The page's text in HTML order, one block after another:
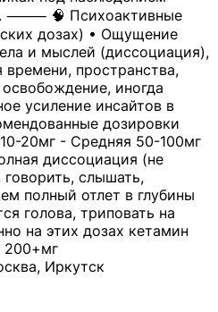
⸻ 🧠 Психоактивные
дозах) • Ощущение
и мыслей (диссоциация),
пространства,
иногда
усиление инсайтов в
дозировки
20мг - Средняя 50-100мг
диссоциация (не
слышать,
полный отлет в глубины
голова, триповать на
на этих дозах кетамин
200+мг
Иркутск